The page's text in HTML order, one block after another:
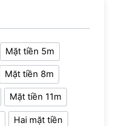
Mặt tiền 5m
Mặt tiền 8m
Mặt tiền 11m
Hai mặt tiền